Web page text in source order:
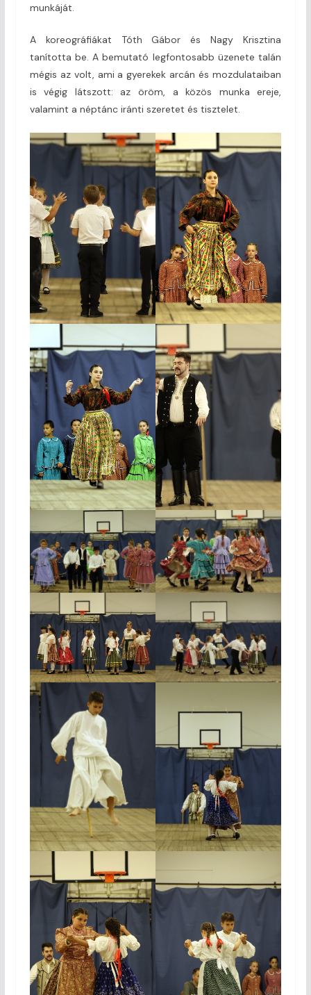
munkáját.
A koreográfiákat Tóth Gábor és Nagy Krisztina
tanította be. A bemutató legfontosabb üzenete talán
mégis az volt, ami a gyerekek arcán és mozdulataiban
is végig látszott: az öröm, a közös munka ereje,
valamint a néptánc iránti szeretet és tisztelet.